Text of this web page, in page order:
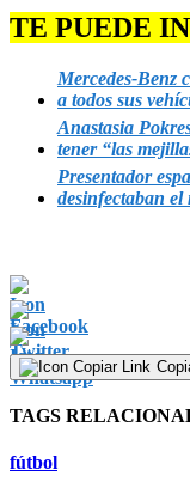
of
0
TE PUEDE
Mercedes-Benz
a todos sus
Anastasia
tener “las
Presentador
desinfectaban
TAGS
fútbol